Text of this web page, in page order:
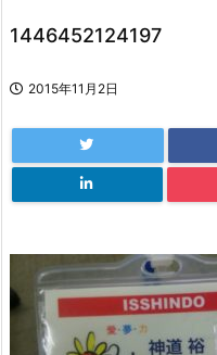
1446452124197
2015年11月2日